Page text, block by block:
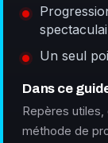
Un seul
Dans ce
Repères
méthode de